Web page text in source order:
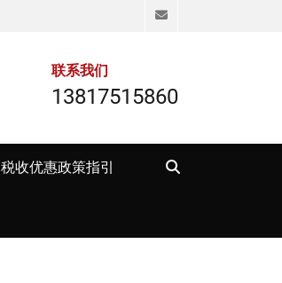
Email
联系我们
13817515860
税收优惠政策指引